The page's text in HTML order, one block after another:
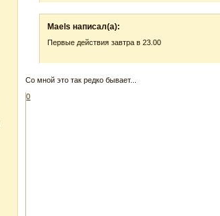
Maels написал(а):
Первые действия завтра в 23.00
Со мной это так редко бывает...
0